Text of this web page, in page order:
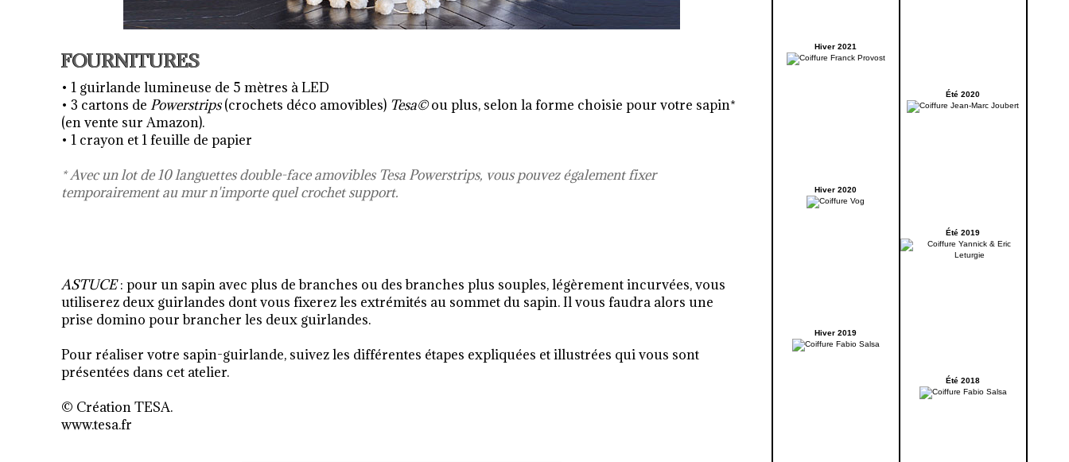
FOURNITURES
• 1 guirlande lumineuse de 5 mètres à LED
• 3 cartons de Powerstrips(crochets déco amovibles) Tesa©ou plus, selon la forme choisie pour votre sapin*
(en vente sur Amazon).
• 1 crayon et 1 feuille de papier
* Avec un lot de 10 languettes double-face amovibles Tesa Powerstrips, vous pouvez également fixer
temporairement au mur n'importe quel crochet support.
ASTUCE: pour un sapin avec plus de branches ou des branches plus souples, légèrement incurvées, vous
utiliserez deux guirlandes dont vous fixerez les extrémités au sommet du sapin. Il vous faudra alors une
prise domino pour brancher les deux guirlandes.
Pour réaliser votre sapin-guirlande, suivez les différentes étapes expliquées et illustrées qui vous sont
présentées dans cet atelier.
© Création TESA.
www.tesa.fr
Hiver 2021
Hiver 2020
Hiver 2019
Été 2020
Été 2019
Été 2018